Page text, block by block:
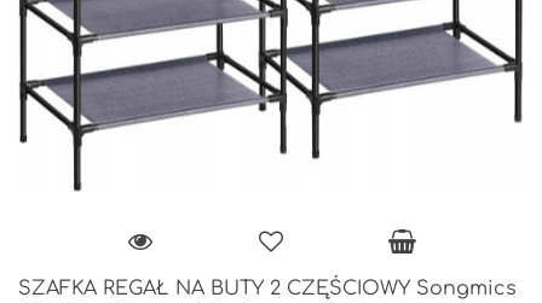
SZAFKA REGAŁ NA BUTY 2 CZĘŚCIOWY Songmics